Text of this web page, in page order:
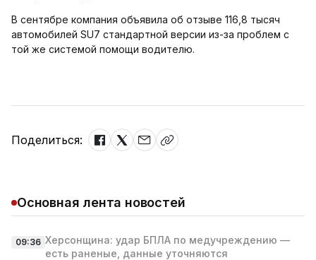
В сентябре компания объявила об отзыве 116,8 тысяч
автомобилей SU7 стандартной версии из-за проблем с
той же системой помощи водителю.
Поделиться:
Основная лента новостей
09:36 Херсонщина: удар БПЛА по медучреждению —
есть раненые, данные уточняются